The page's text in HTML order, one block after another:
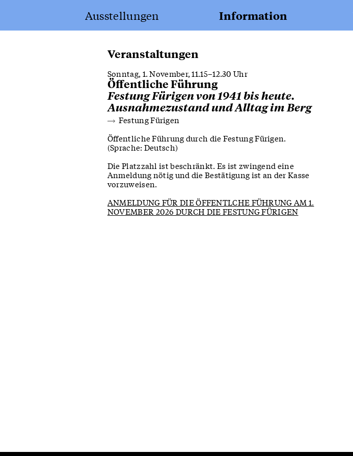
Ausstellungen
Festung Fürigen
von 1941 bis heute
Information
Veranstaltungen
Sonntag, 1. November, 11.15–12.30 Uhr
Öffentliche Führung
Festung Fürigen von 1941 bis heute.
Ausnahmezustand und Alltag im Berg
Festung Fürigen
Öffentliche Führung durch die Festung Fürigen.
(Sprache: Deutsch)
Die Platzzahl ist beschränkt. Es ist zwingend eine
Anmeldung nötig und die Bestätigung ist an der Kasse
vorzuweisen.
ANMELDUNG FÜR DIE ÖFFENTLCHE FÜHRUNG AM 1.
NOVEMBER 2026 DURCH DIE FESTUNG FÜRIGEN